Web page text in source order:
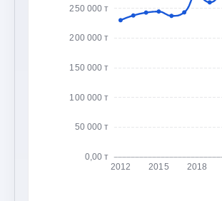
0,00 т
50 000 т
100 000 т
150 000 т
200 000 т
250 000 т
2012 2015 2018